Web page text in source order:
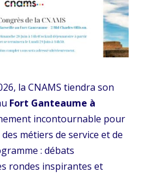
la CNAMS tiendra son
Fort Ganteaume à
incontournable pour
métiers de service et de
: débats
rondes inspirantes et